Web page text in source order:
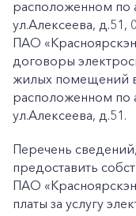
расположенном по
ул.Алексеева, д.51,
ПАО
договоры
жилых помещений
расположенном по
ул.Алексеева, д.51.
Перечень
предоставить
ПАО
платы за услугу